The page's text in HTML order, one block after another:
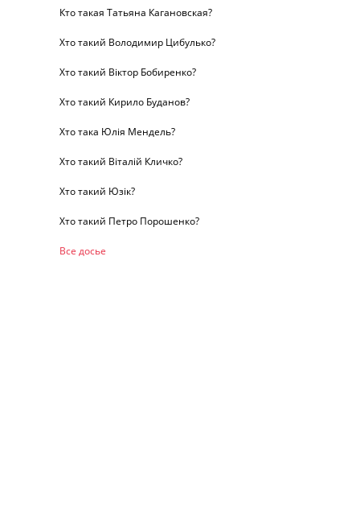
Кто такая Татьяна Кагановская?
Хто такий Володимир Цибулько?
Хто такий Віктор Бобиренко?
Хто такий Кирило Буданов?
Хто така Юлія Мендель?
Хто такий Віталій Кличко?
Хто такий Юзік?
Хто такий Петро Порошенко?
Все досье